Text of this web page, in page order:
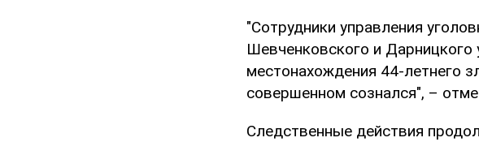
"Сотрудники управления
Шевченковского и
местонахождения 44-летнего
совершенном сознался", –
Следственные действия